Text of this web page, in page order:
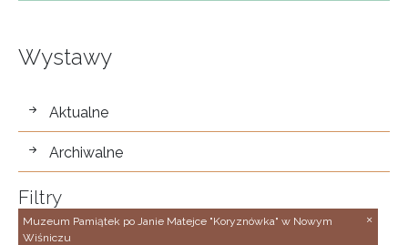
Wystawy
wystawy
Aktualne
Archiwalne
Filtry
Muzeum Pamiątek po Janie Matejce "Koryznówka" w Nowym
Wiśniczu